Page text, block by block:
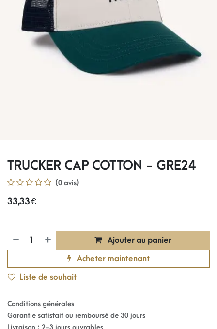
TRUCKER CAP COTTON - GRE24
(0 avis)
33,33€
Ajouter au panier
Acheter maintenant
Liste de souhait
Conditions générales
Garantie satisfait ou remboursé de 30 jours
Livraison : 2-3 jours ouvrables